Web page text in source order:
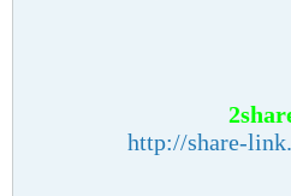
http://share-